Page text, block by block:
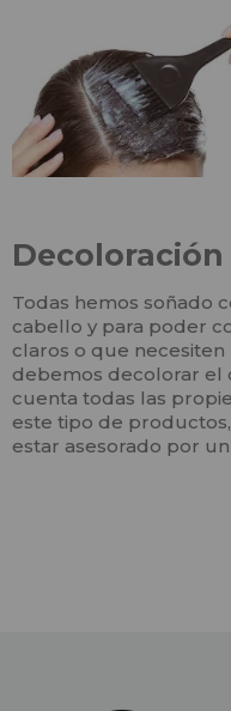
Decoloración
Todas hemos soñado
cabello y para poder
claros o que
debemos decolorar el
cuenta todas las
este tipo de
estar asesorado por